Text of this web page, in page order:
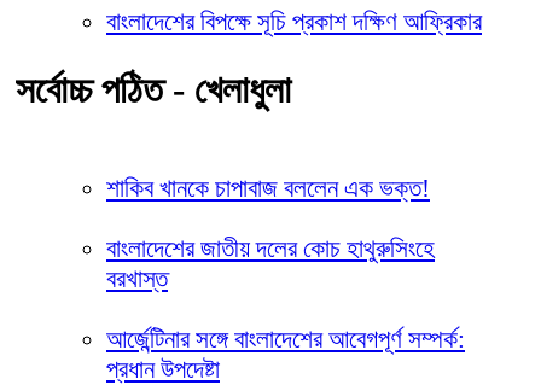
বাংলাদেশের বিপক্ষে সূচি প্রকাশ দক্ষিণ আফ্রিকার
সর্বোচ্চ পঠিত - খেলাধুলা
শাকিব খানকে চাপাবাজ বললেন এক ভক্ত!
বাংলাদেশের জাতীয় দলের কোচ হাথুরুসিংহে
বরখাস্ত
আর্জেন্টিনার সঙ্গে বাংলাদেশের আবেগপূর্ণ সম্পর্ক:
প্রধান উপদেষ্টা